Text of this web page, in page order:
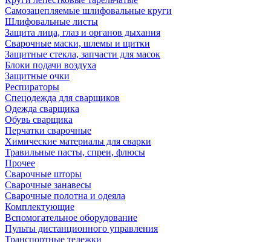
Самозацепляемые шлифовальные круги
Шлифовальные листы
Защита лица, глаз и органов дыхания
Сварочные маски, шлемы и щитки
Защитные стекла, запчасти для масок
Блоки подачи воздуха
Защитные очки
Респираторы
Спецодежда для сварщиков
Одежда сварщика
Обувь сварщика
Перчатки сварочные
Химические материалы для сварки
Травильные пасты, спреи, флюсы
Прочее
Сварочные шторы
Сварочные занавесы
Сварочные полотна и одеяла
Комплектующие
Вспомогательное оборудование
Пульты дистанционного управления
Транспортные тележки